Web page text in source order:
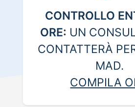
CONTROLLO
ORE: UN
CONTATTERÀ
MAD.
COMPILA